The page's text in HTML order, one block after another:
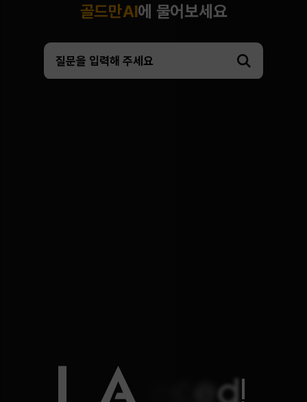
골드만AI에 물어보세요
AI와 함께 더 앞선 의료,